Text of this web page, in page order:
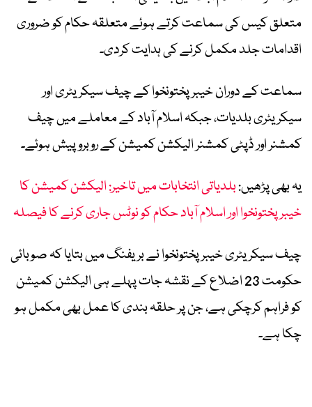
متعلق کیس کی سماعت کرتے ہوئے متعلقہ حکام کو ضروری
اقدامات جلد مکمل کرنے کی ہدایت کردی۔
سماعت کے دوران خیبرپختونخوا کے چیف سیکریٹری اور
سیکریٹری بلدیات، جبکہ اسلام آباد کے معاملے میں چیف
کمشنر اور ڈپٹی کمشنر الیکشن کمیشن کے روبرو پیش ہوئے۔
یہ بھی پڑھیں:بلدیاتی انتخابات میں تاخیر: الیکشن کمیشن کا
خیبر پختونخوا اور اسلام آباد حکام کو نوٹس جاری کرنے کا فیصلہ
چیف سیکریٹری خیبرپختونخوا نے بریفنگ میں بتایا کہ صوبائی
حکومت 23 اضلاع کے نقشہ جات پہلے ہی الیکشن کمیشن
کو فراہم کرچکی ہے، جن پر حلقہ بندی کا عمل بھی مکمل ہو
چکا ہے۔